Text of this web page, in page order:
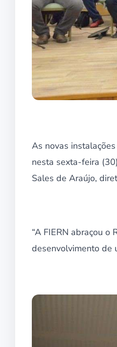
As novas
nesta sexta-feira
Sales de Araújo,
“A FIERN abraçou
desenvolvimento de